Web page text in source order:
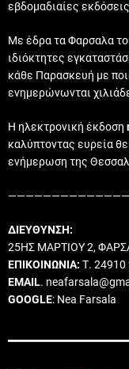
εβδομαδιαίες
Με έδρα τα Φαρσαλα
ιδιόκτητες
κάθε Παρασκευή με
ενημερώνωνται
Η ηλεκτρονική έκδοση
καλύπτοντας ευρεία
ενήμερωση της
ΔΙΕΥΘΥΝΣΗ:
25ΗΣ ΜΑΡΤΙΟΥ 2,
ΕΠΙΚΟΙΝΩΝΙΑ: Τ. 24910
EMAIL.
GOOGLE: Nea Farsala